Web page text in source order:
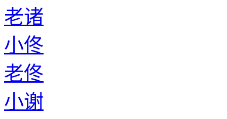
老诸
小佟
老佟
小谢